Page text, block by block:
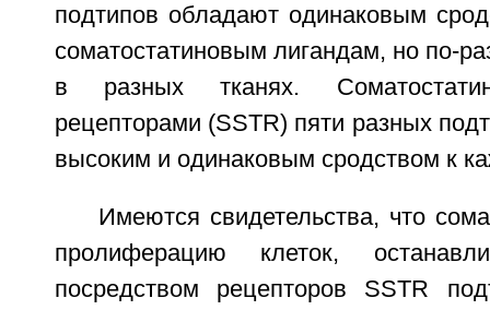
подтипов обладают одинаковым
соматостатиновым лигандам, но по-
в разных тканях.
рецепторами (SSTR) пяти разных
высоким и одинаковым сродством к
Имеются свидетельства, что
пролиферацию клеток,
посредством рецепторов SSTR